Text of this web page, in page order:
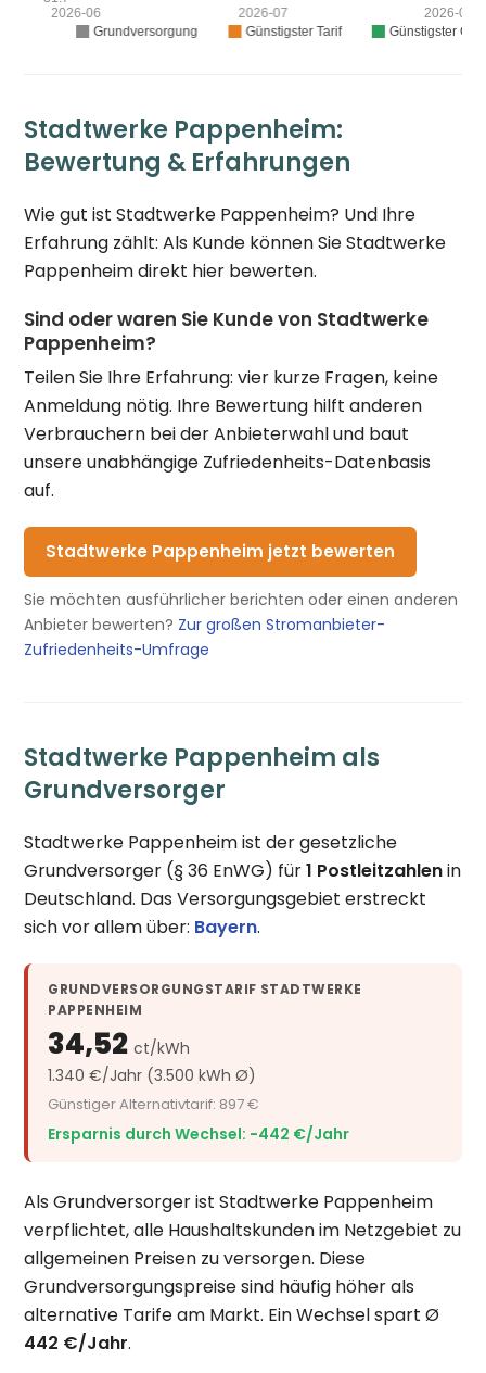
Stadtwerke Pappenheim:
Bewertung & Erfahrungen
Wie gut ist Stadtwerke Pappenheim? Und Ihre
Erfahrung zählt: Als Kunde können Sie Stadtwerke
Pappenheim direkt hier bewerten.
Sind oder waren Sie Kunde von Stadtwerke
Pappenheim?
Teilen Sie Ihre Erfahrung: vier kurze Fragen, keine
Anmeldung nötig. Ihre Bewertung hilft anderen
Verbrauchern bei der Anbieterwahl und baut
unsere unabhängige Zufriedenheits-Datenbasis
auf.
Stadtwerke Pappenheim jetzt bewerten
Sie möchten ausführlicher berichten oder einen anderen
Anbieter bewerten? Zur großen Stromanbieter-
Zufriedenheits-Umfrage
Stadtwerke Pappenheim als
Grundversorger
Stadtwerke Pappenheim ist der gesetzliche
Grundversorger (§ 36 EnWG) für1 Postleitzahlenin
Deutschland. Das Versorgungsgebiet erstreckt
sich vor allem über: Bayern.
GRUNDVERSORGUNGSTARIF STADTWERKE
PAPPENHEIM
34,52ct/kWh
1.340 €/Jahr (3.500 kWh Ø)
Günstiger Alternativtarif: 897 €
Ersparnis durch Wechsel: −442 €/Jahr
Als Grundversorger ist Stadtwerke Pappenheim
verpflichtet, alle Haushaltskunden im Netzgebiet zu
allgemeinen Preisen zu versorgen. Diese
Grundversorgungspreise sind häufig höher als
alternative Tarife am Markt. Ein Wechsel spart Ø
442 €/Jahr.